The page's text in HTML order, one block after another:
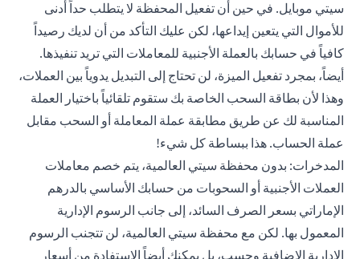
سيتي موبايل. في حين أن تفعيل المحفظة لا يتطلب حداً أدنى
للأموال التي يتعين إيداعها، لكن عليك التأكد من أن لديك رصيداً
كافياً في حسابك بالعملة الأجنبية للمعاملات التي تريد تنفيذها.
أيضاً، بمجرد تفعيل الميزة، لن تحتاج إلى التبديل يدوياً بين العملات،
وهذا لأن بطاقة السحب الخاصة بك ستقوم تلقائياً باختيار العملة
المناسبة لك عن طريق مطابقة عملة المعاملة أو السحب مقابل
عملة الحساب. هذا ببساطة كل شيء!
المدخرات: بدون محفظة سيتي العالمية، يتم خصم معاملات
العملات الأجنبية أو السحوبات من حسابك الأساسي بالدرهم
الإماراتي بسعر الصرف السائد، إلى جانب الرسوم الإدارية
المعمول بها. لكن مع محفظة سيتي العالمية، لن تتجنب الرسوم
الإدارية الإضافية وحسب، بل يمكنك أيضاً الاستفادة من أسعار